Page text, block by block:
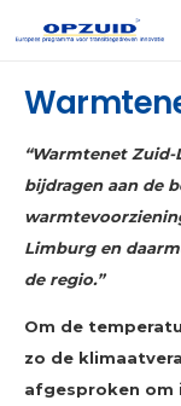
“Warmtenet
bijdragen aan de
Limburg en
de regio.”
Om de
zo de
afgesproken om